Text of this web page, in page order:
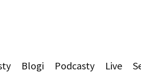
Blogi Podcasty Live